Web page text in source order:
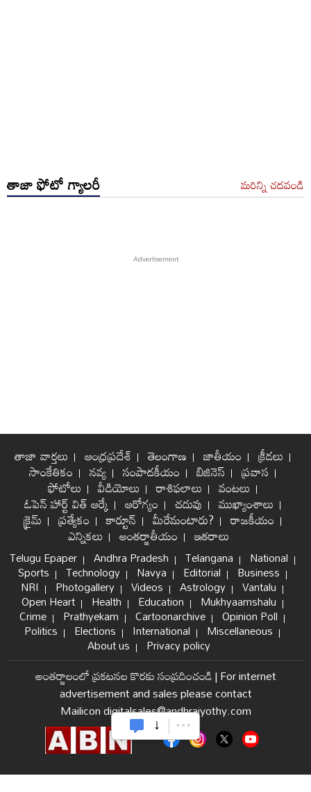
తాజా ఫోటో గ్యాలరీ మరిన్ని చదవండి
తాజా వార్తలు ఆంధ్రప్రదేశ్ తెలంగాణ జాతీయం క్రీడలు
సాంకేతికం నవ్య సంపాదకీయం బిజినెస్ ప్రవాస
ఫోటోలు వీడియోలు రాశిఫలాలు వంటలు
ఓపెన్ హార్ట్ విత్ ఆర్కే ఆరోగ్యం చదువు ముఖ్యాంశాలు
క్రైమ్ ప్రత్యేకం కార్టూన్ మీరేమంటారు? రాజకీయం
ఎన్నికలు అంతర్జాతీయం ఇతరాలు
Telugu Epaper Andhra Pradesh Telangana National
Sports Technology Navya Editorial Business
NRI Photogallery Videos Astrology Vantalu
Open Heart Health Education Mukhyaamshalu
Crime Prathyekam Cartoonarchive Opinion Poll
Politics Elections International Miscellaneous
About us Privacy policy
అంతర్జాలంలో ప్రకటనల కొరకు సంప్రదించండి|For internet
advertisement and sales please contact
Mailicon digitalsales@andhrajyothy.com